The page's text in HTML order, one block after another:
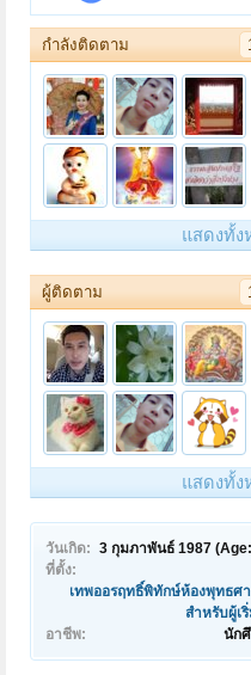
กำลังติดตาม
แสดงทั้ง
ผู้ติดตาม
แสดงทั้ง
วันเกิด: 3 กุมภาพันธ์ 1987
ที่ตั้ง:
เทพออรฤทธิ์พิทักษ์ห้องพุทธศ
สำหรับผู้เ
อาชีพ:
นัก